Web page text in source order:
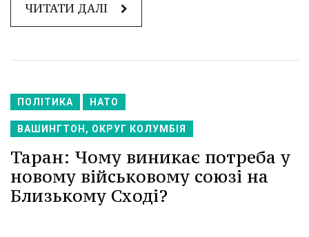
ЧИТАТИ ДАЛІ
ПОЛІТИКА НАТО
ВАШИНГТОН, ОКРУГ КОЛУМБІЯ
Таран: Чому виникає потреба у
новому військовому союзі на
Близькому Сході?